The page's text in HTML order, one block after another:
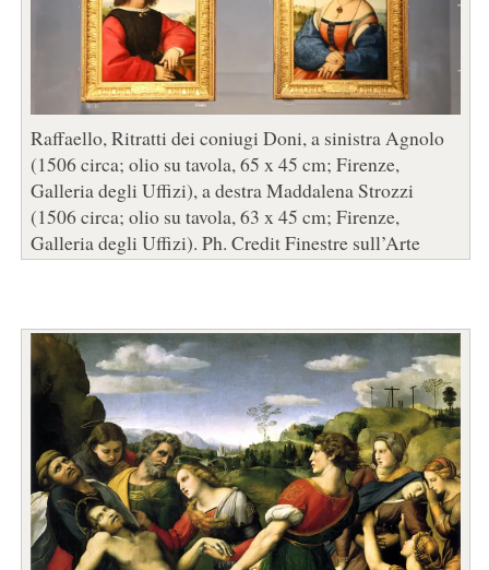
Raffaello, Ritratti dei coniugi Doni, a sinistra Agnolo
(1506 circa; olio su tavola, 65 x 45 cm; Firenze,
Galleria degli Uffizi), a destra Maddalena Strozzi
(1506 circa; olio su tavola, 63 x 45 cm; Firenze,
Galleria degli Uffizi). Ph. Credit Finestre sull’Arte